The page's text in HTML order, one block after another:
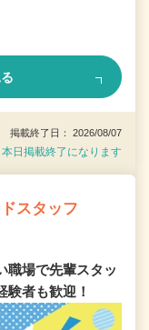
掲載終了日： 2026/08/07
本日掲載終了になります
スタッフ
職場で先輩スタッ
験者も歓迎！